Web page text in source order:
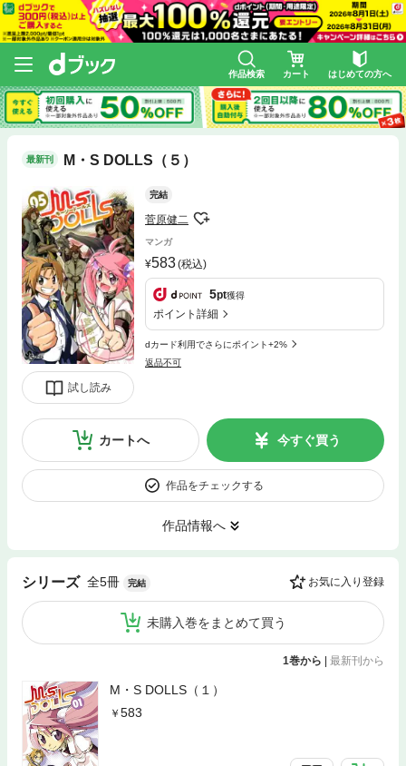
作品検索 カート はじめての方へ
最新刊 M・S DOLLS（５）
試し読み
完結
菅原健二
マンガ
583(税込)
5pt獲得
ポイント詳細
dカード利用でさらにポイント+2%
返品不可
カートへ 今すぐ買う
作品をチェックする
作品情報へ
シリーズ 全5冊 完結 お気に入り登録
未購入巻をまとめて買う
1巻から 最新刊から
M・S DOLLS（１）
583